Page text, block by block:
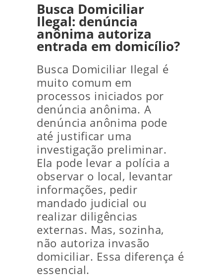
Busca Domiciliar
Ilegal: denúncia
anônima autoriza
entrada em domicílio?
Busca Domiciliar Ilegal é
muito comum em
processos iniciados por
denúncia anônima. A
denúncia anônima pode
até justificar uma
investigação preliminar.
Ela pode levar a polícia a
observar o local, levantar
informações, pedir
mandado judicial ou
realizar diligências
externas. Mas, sozinha,
não autoriza invasão
domiciliar. Essa diferença é
essencial.